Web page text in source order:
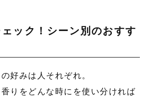
ック！シーン別のおすす
好みは人それぞれ。
りをどんな時にを使い分ければ